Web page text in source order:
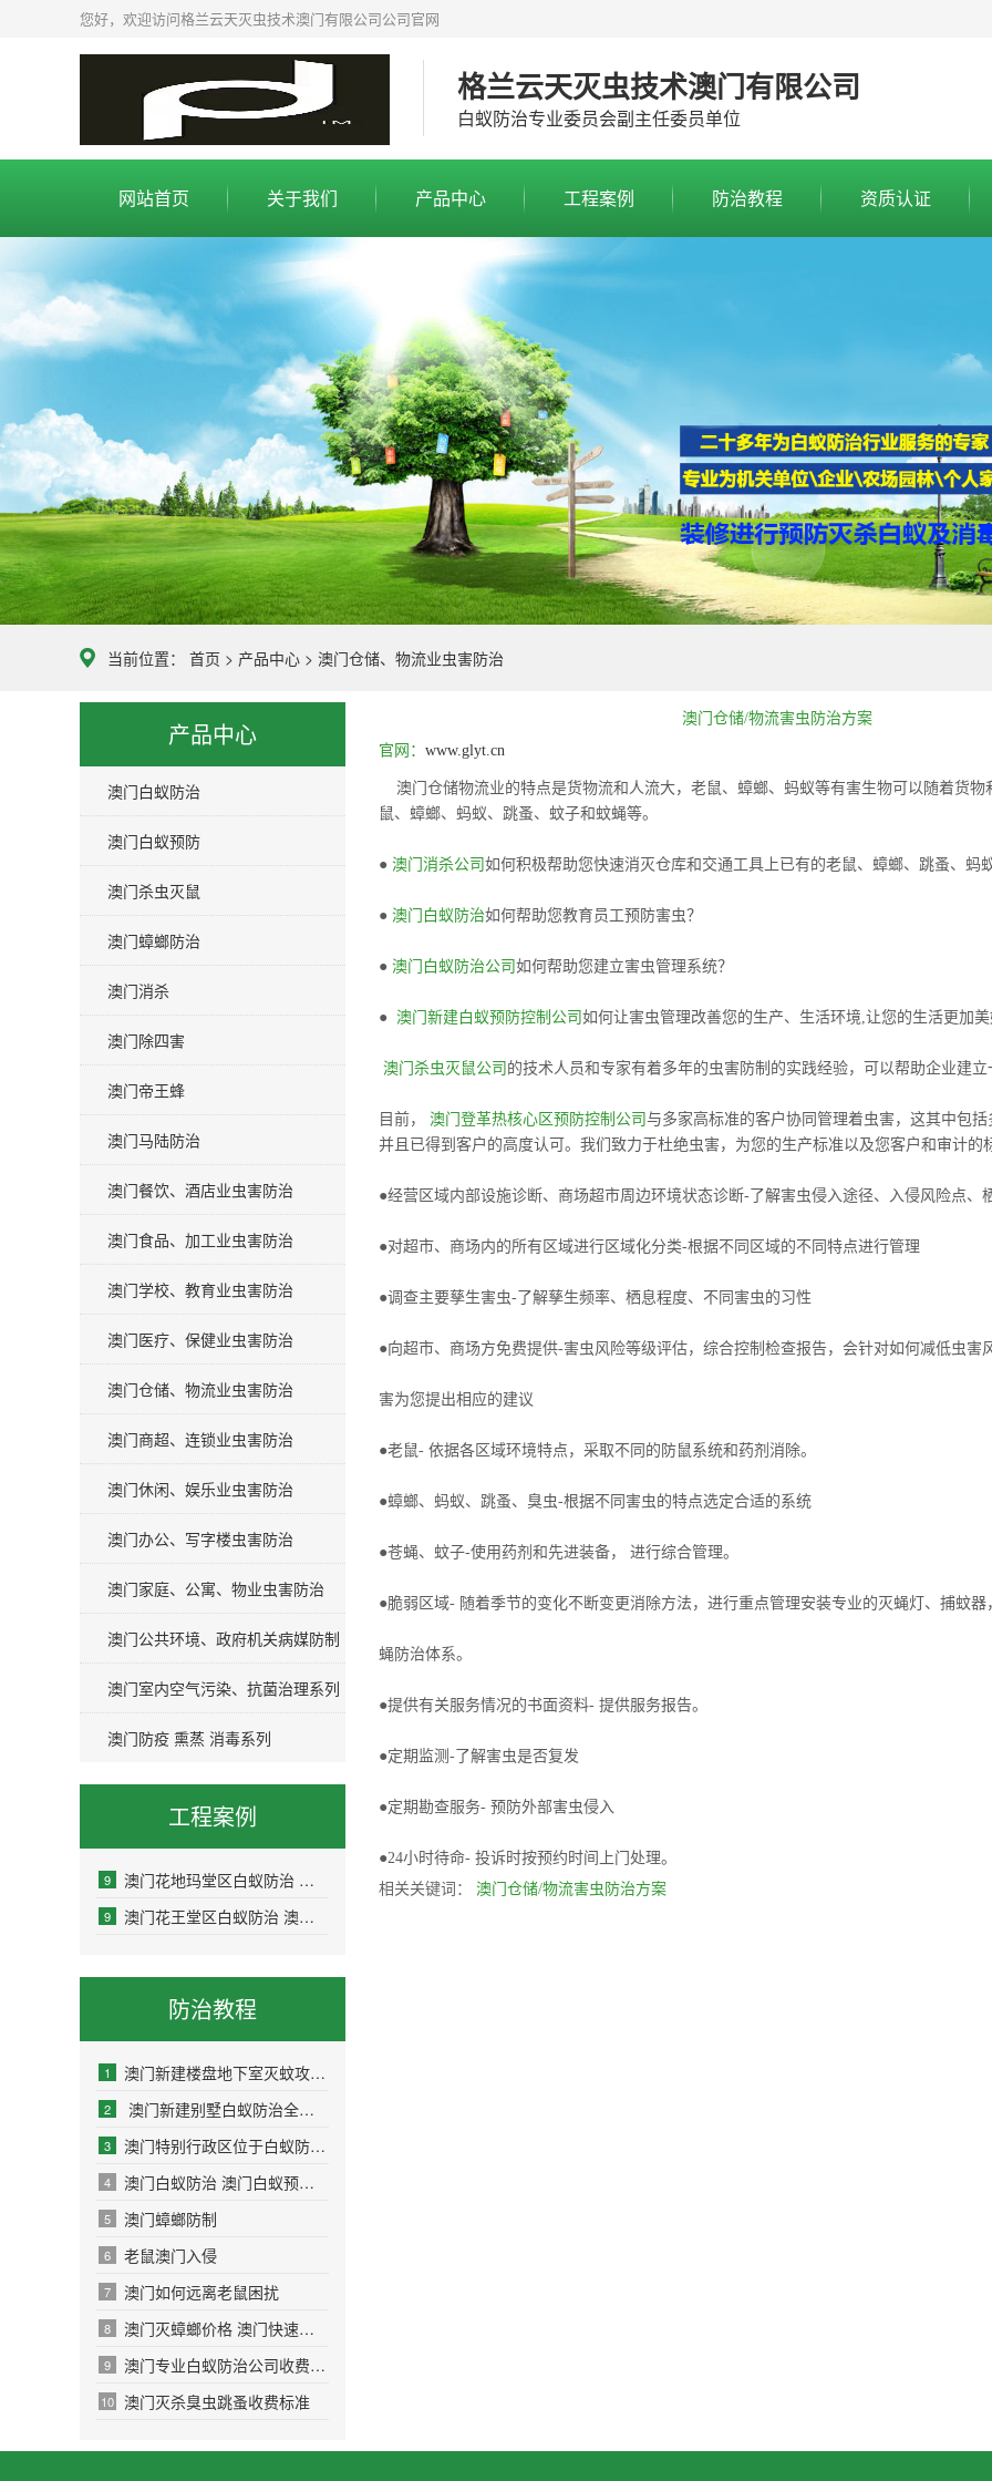
您好，欢迎访问格兰云天灭虫技术澳门有限公司公司官网
格兰云天灭虫技术澳门有限公司
白蚁防治专业委员会副主任委员单位
网站首页 关于我们 产品中心 工程案例 防治教程 资质认证
当前位置： 首页 > 产品中心 > 澳门仓储、物流业虫害防治
产品中心
澳门白蚁防治
澳门白蚁预防
澳门杀虫灭鼠
澳门蟑螂防治
澳门消杀
澳门除四害
澳门帝王蜂
澳门马陆防治
澳门餐饮、酒店业虫害防治
澳门食品、加工业虫害防治
澳门学校、教育业虫害防治
澳门医疗、保健业虫害防治
澳门仓储、物流业虫害防治
澳门商超、连锁业虫害防治
澳门休闲、娱乐业虫害防治
澳门办公、写字楼虫害防治
澳门家庭、公寓、物业虫害防治
澳门公共环境、政府机关病媒防制
澳门室内空气污染、抗菌治理系列
澳门防疫 熏蒸 消毒系列
工程案例
9 澳门花地玛堂区白蚁防治 澳门花地玛堂区白
9 澳门花王堂区白蚁防治 澳门花王堂区白蚁预
防治教程
1 澳门新建楼盘地下室灭蚊攻略：科学消杀让业
2 澳门新建别墅白蚁防治全攻略：守护理想家
3 澳门特别行政区位于白蚁防治全攻略：守护家
4 澳门白蚁防治 澳门白蚁预防公司
5 澳门蟑螂防制
6 老鼠澳门入侵
7 澳门如何远离老鼠困扰
8 澳门灭蟑螂价格 澳门快速消杀除四害
9 澳门专业白蚁防治公司收费标准
10 澳门灭杀臭虫跳蚤收费标准
澳门 仓储/物流害虫防治方案
官网： www.glyt.cn
澳门 仓储物流业的特点是货物流和人流大，老鼠、蟑螂、蚂蚁等有害生物可以随着货
鼠、蟑螂、蚂蚁、跳蚤、蚊子和蚊蝇等。
● 澳门消杀公司 如何积极帮助您快速消灭仓库和交通工具上已有的老鼠、蟑螂、跳蚤、蚂
● 澳门白蚁防治如何帮助您教育员工预防害虫？
● 澳门白蚁防治公司 如何帮助您建立害虫管理系统？
● 澳门新建白蚁预防控制公司 如何让害虫管理改善您的生产、生活环境,让您的生活更加美
澳门杀虫灭鼠公司 的技术人员和专家有着多年的虫害防制的实践经验，可以帮助企业建
目前， 澳门登革热核心区预防控制公司 与多家高标准的客户协同管理着虫害，这其中包
并且已得到客户的高度认可。我们致力于杜绝虫害，为您的生产标准以及您客户和审计的
●经营区域内部设施诊断、商场超市周边环境状态诊断-了解害虫侵入途径、入侵风险点、
●对超市、商场内的所有区域进行区域化分类-根据不同区域的不同特点进行管理
●调查主要孳生害虫-了解孳生频率、栖息程度、不同害虫的习性
●向超市、商场方免费提供-害虫风险等级评估，综合控制检查报告，会针对如何减低虫害
害为您提出相应的建议
●老鼠- 依据各区域环境特点，采取不同的防鼠系统和药剂消除。
●蟑螂、蚂蚁、跳蚤、臭虫-根据不同害虫的特点选定合适的系统
●苍蝇、蚊子-使用药剂和先进装备， 进行综合管理。
●脆弱区域- 随着季节的变化不断变更消除方法，进行重点管理安装专业的灭蝇灯、捕蚊器
蝇防治体系。
●提供有关服务情况的书面资料- 提供服务报告。
●定期监测-了解害虫是否复发
●定期勘查服务- 预防外部害虫侵入
●24小时待命- 投诉时按预约时间上门处理。
相关关键词： 澳门 仓储/物流害虫防治方案